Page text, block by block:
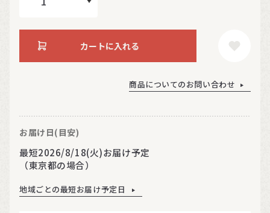
カートに入れる
商品についてのお問い合わせ
お届け日(目安)
最短2026/8/18(火)お届け予定
（東京都の場合）
地域ごとの最短お届け予定日